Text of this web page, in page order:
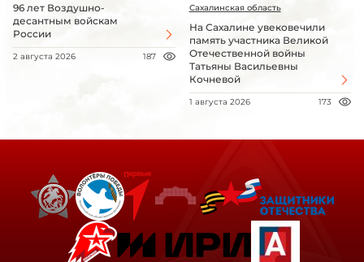
96 лет Воздушно-
десантным войскам
России
2 августа 2026 187
Сахалинская область
На Сахалине увековечили
память участника Великой
Отечественной войны
Татьяны Васильевны
Кочневой
1 августа 2026 173